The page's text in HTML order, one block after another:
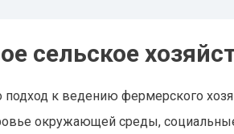
сельское
подход к ведению фермерского
окружающей среды,